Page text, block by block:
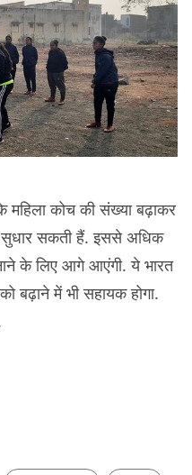
महिला कोच की संख्या बढ़ाकर
सकती हैं. इससे अधिक
के लिए आगे आएंगी. ये भारत
बढ़ाने में भी सहायक होगा.